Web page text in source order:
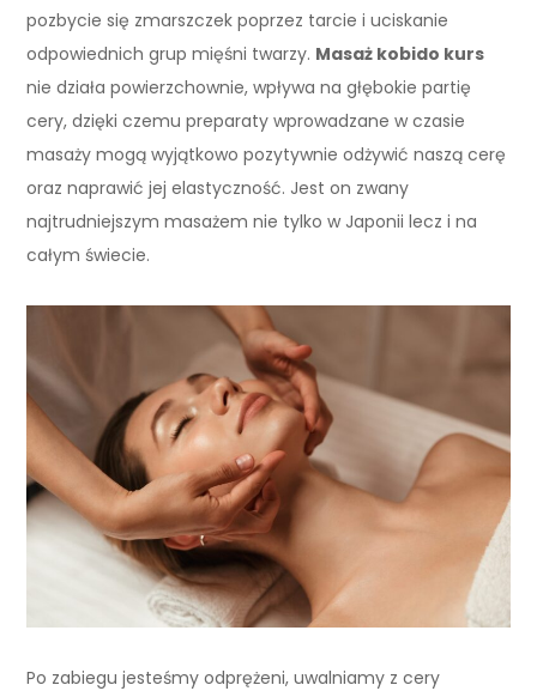
pozbycie się zmarszczek poprzez tarcie i uciskanie
odpowiednich grup mięśni twarzy. Masaż kobido kurs
nie działa powierzchownie, wpływa na głębokie partię
cery, dzięki czemu preparaty wprowadzane w czasie
masaży mogą wyjątkowo pozytywnie odżywić naszą cerę
oraz naprawić jej elastyczność. Jest on zwany
najtrudniejszym masażem nie tylko w Japonii lecz i na
całym świecie.
Po zabiegu jesteśmy odprężeni, uwalniamy z cery